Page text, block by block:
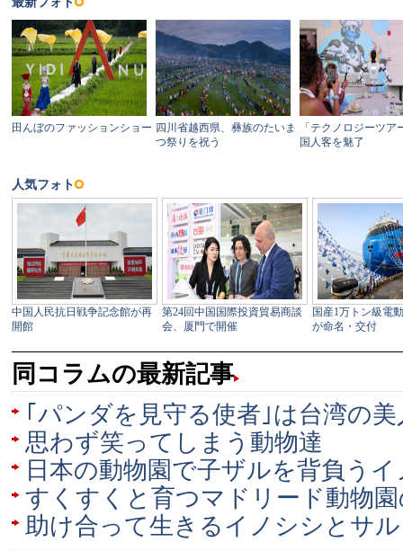
同コラムの最新記事
｢パンダを見守る使者｣は台湾の
思わず笑ってしまう動物達
日本の動物園で子ザルを背負う
すくすくと育つマドリード動物
助け合って生きるイノシシとサル